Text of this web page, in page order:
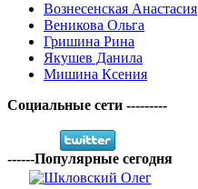
Вознесенская Анастасия
Веникова Ольга
Гришина Рина
Якушев Данила
Мишина Ксения
Социальные сети ---------
------Популярные сегодня